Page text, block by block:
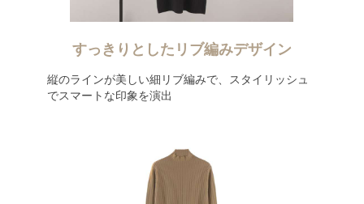
すっきりとしたリブ編みデザイン
縦のラインが美しい細リブ編みで、スタイリッシュ
でスマートな印象を演出